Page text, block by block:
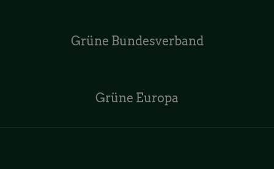
Grüne Bundesverband
Grüne Europa